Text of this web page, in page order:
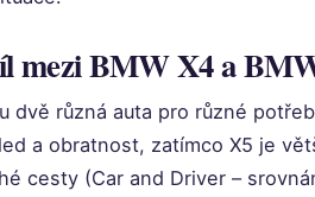
mezi BMW X4 a
dvě různá auta pro různé
a obratnost, zatímco X5 je
cesty (Car and Driver –